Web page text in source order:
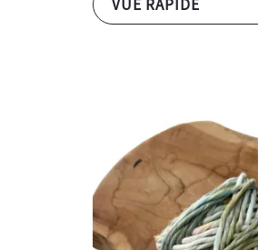
VUE RAPIDE